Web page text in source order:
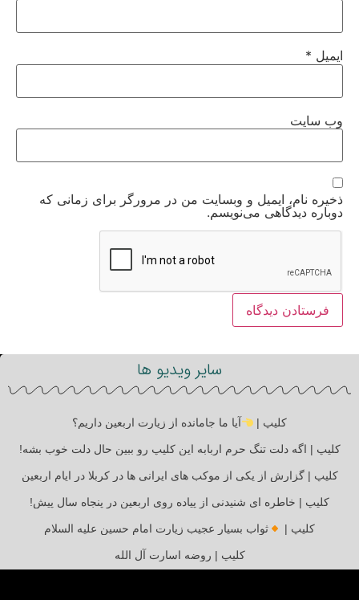
ایمیل *
وب‌ سایت
ذخیره نام، ایمیل و وبسایت من در مرورگر برای زمانی که
دوباره دیدگاهی می‌نویسم.
سایر ویدیو ها
کلیپ | آیا ما جامانده از زیارت اربعین داریم؟
کلیپ | اگه دلت تنگ حرم اربابه این کلیپ رو ببین حال دلت خوب بشه!
کلیپ | گزارش از یکی از موکب های ایرانی ها در کربلا در ایام اربعین
کلیپ | خاطره ای شنیدنی از پیاده روی اربعین در پنجاه سال پیش!
کلیپ | ثواب بسیار عجیب زیارت امام حسین علیه السلام
کلیپ | روضه اسارت آل الله